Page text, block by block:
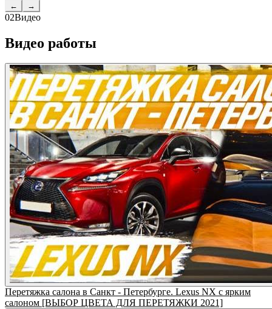
← →
02Видео
Видео работы
Перетяжка салона в Санкт - Петербурге. Lexus NX с ярким
салоном [ВЫБОР ЦВЕТА ДЛЯ ПЕРЕТЯЖКИ 2021]